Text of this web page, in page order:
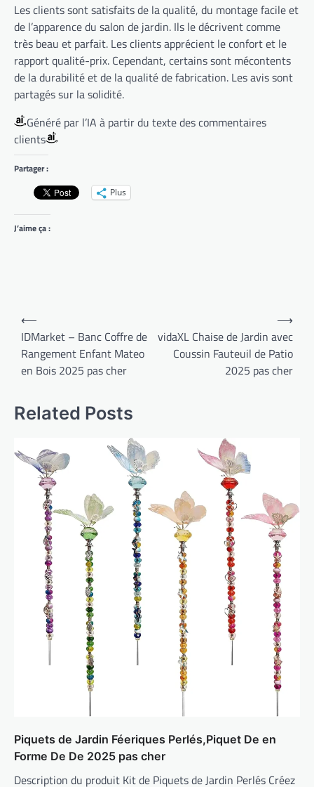
Les clients sont satisfaits de la qualité, du montage facile et
de l’apparence du salon de jardin. Ils le décrivent comme
très beau et parfait. Les clients apprécient le confort et le
rapport qualité-prix. Cependant, certains sont mécontents
de la durabilité et de la qualité de fabrication. Les avis sont
partagés sur la solidité.
Généré par l’IA à partir du texte des commentaires
clients
Partager :
Plus
J’aime ça :
Navigation
de
l’article
⟵
IDMarket – Banc Coffre de
Rangement Enfant Mateo
en Bois 2025 pas cher
vidaXL Chaise de Jardin avec
Coussin Fauteuil de Patio
2025 pas cher
⟶
Related Posts
Piquets de Jardin Féeriques Perlés,Piquet De en
Forme De De 2025 pas cher
Description du produit Kit de Piquets de Jardin Perlés Créez